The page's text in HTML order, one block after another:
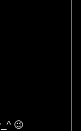
😉